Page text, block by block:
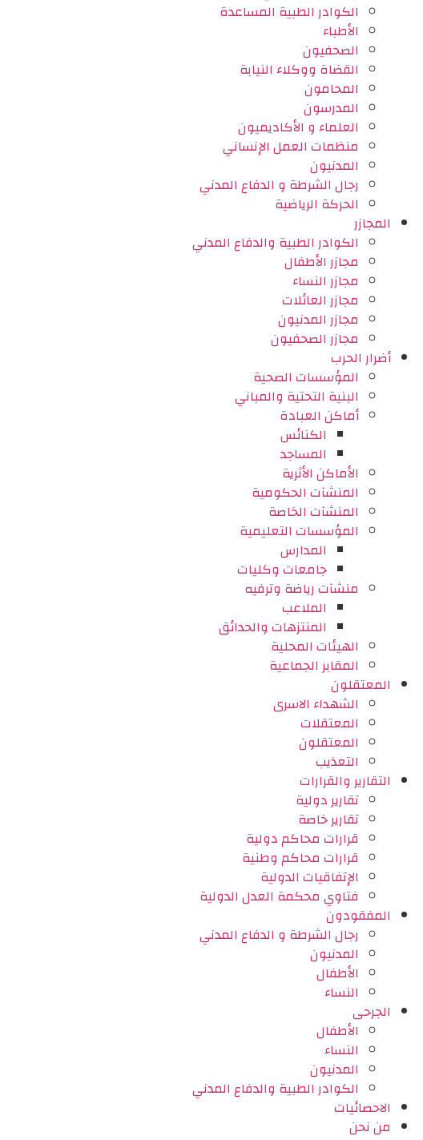
الكوادر الطبية المساعدة
الأطباء
الصحفيون
القضاة ووكلاء النيابة
المحامون
المدرسون
العلماء و الأكاديميون
منظمات العمل الإنساني
المدنيون
رجال الشرطة و الدفاع المدني
الحركة الرياضية
المجازر
الكوادر الطبية والدفاع المدني
مجازر الأطفال
مجازر النساء
مجازر العائلات
مجازر المدنيون
مجازر الصحفيون
أضرار الحرب
المؤسسات الصحية
البنية التحتية والمباني
أماكن العبادة
الكنائس
المساجد
الأماكن الأثرية
المنشآت الحكومية
المنشآت الخاصة
المؤسسات التعليمية
المدارس
جامعات وكليات
منشآت رياضة وترفيه
الملاعب
المنتزهات والحدائق
الهيئات المحلية
المقابر الجماعية
المعتقلون
الشهداء الاسرى
المعتقلات
المعتقلون
التعذيب
التقارير والقرارات
تقارير دولية
تقارير خاصة
قرارات محاكم دولية
قرارات محاكم وطنية
الإتفاقيات الدولية
فتاوي محكمة العدل الدولية
المفقودون
رجال الشرطة و الدفاع المدني
المدنيون
الأطفال
النساء
الجرحى
الأطفال
النساء
المدنيون
الكوادر الطبية والدفاع المدني
الاحصائيات
من نحن